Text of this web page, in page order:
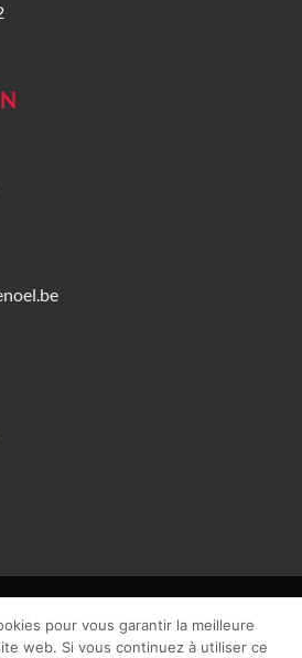
BE0840965749 | Site web réalisé par
pour vous garantir la meilleure
web. Si vous continuez à utiliser ce